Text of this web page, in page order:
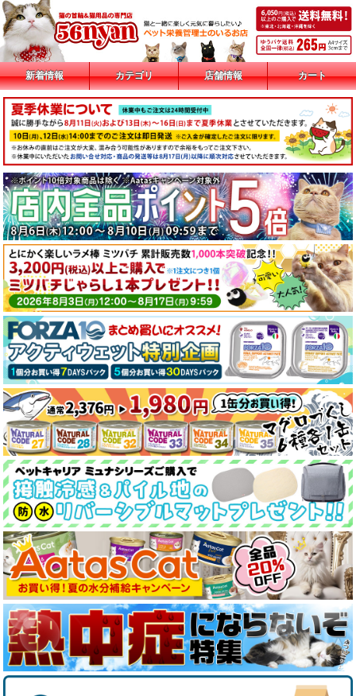
新着情報 カテゴリ 店舗情報 カート